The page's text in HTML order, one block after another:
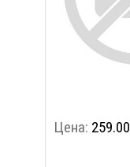
Цена: